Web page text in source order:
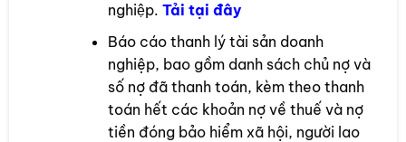
nghiệp.Tải tại đây
Báo cáo thanh lý tài sản doanh
nghiệp, bao gồm danh sách chủ nợ và
số nợ đã thanh toán, kèm theo thanh
toán hết các khoản nợ về thuế và nợ
tiền đóng bảo hiểm xã hội, người lao